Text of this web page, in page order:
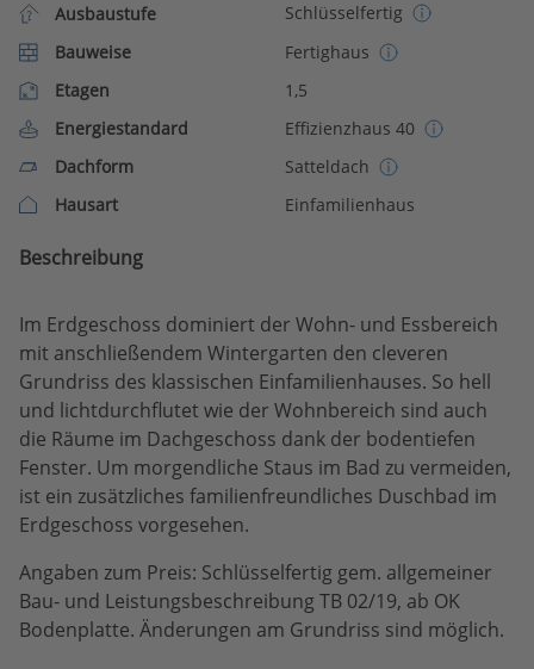
Ausbaustufe
Schlüsselfertig
Bauweise
Fertighaus
Etagen
1,5
Energiestandard
Effizienzhaus 40
Dachform
Satteldach
Hausart
Einfamilienhaus
Beschreibung
Im Erdgeschoss dominiert der Wohn- und Essbereich
mit anschließendem Wintergarten den cleveren
Grundriss des klassischen Einfamilienhauses. So hell
und lichtdurchflutet wie der Wohnbereich sind auch
die Räume im Dachgeschoss dank der bodentiefen
Fenster. Um morgendliche Staus im Bad zu vermeiden,
ist ein zusätzliches familienfreundliches Duschbad im
Erdgeschoss vorgesehen.
Angaben zum Preis: Schlüsselfertig gem. allgemeiner
Bau- und Leistungsbeschreibung TB 02/19, ab OK
Bodenplatte. Änderungen am Grundriss sind möglich.